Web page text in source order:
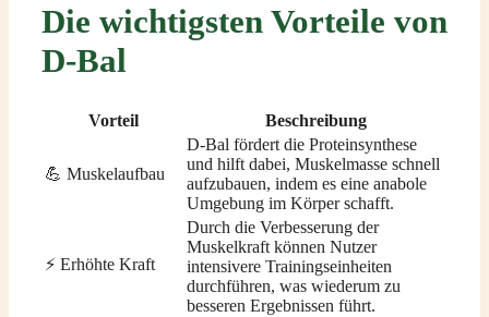
Die wichtigsten Vorteile von
D-Bal
Vorteil Beschreibung
💪 Muskelaufbau
D-Bal fördert die Proteinsynthese
und hilft dabei, Muskelmasse schnell
aufzubauen, indem es eine anabole
Umgebung im Körper schafft.
⚡ Erhöhte Kraft
Durch die Verbesserung der
Muskelkraft können Nutzer
intensivere Trainingseinheiten
durchführen, was wiederum zu
besseren Ergebnissen führt.